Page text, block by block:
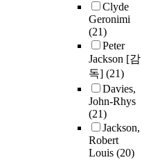
Clyde
Geronimi
(21)
Peter
Jackson [감
독] (21)
Davies,
John-Rhys
(21)
Jackson,
Robert
Louis (20)